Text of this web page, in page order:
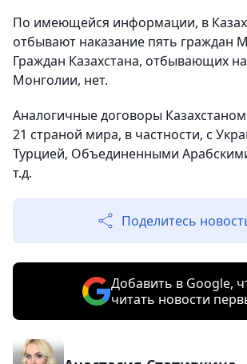
По имеющейся информации, в
отбывают наказание пять граждан
Граждан Казахстана, отбывающих
Монголии, нет.
Аналогичные договоры
21 страной мира, в частности, с
Турцией, Объединенными
т.д.
Поделитесь
Добавить в Google,
читать новости